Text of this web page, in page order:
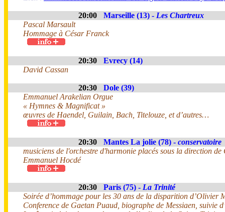
20:00 Marseille (13) - Les Chartreux
Pascal Marsault
Hommage à César Franck
20:30
Evrecy (14)
David Cassan
20:30
Dole (39)
Emmanuel Arakelian Orgue
« Hymnes & Magnificat »
œuvres de Haendel, Guilain, Bach, Titelouze, et d’autres…
20:30 Mantes La jolie (78) - conservatoire
musiciens de l'orchestre d'harmonie placés sous la direction
Emmanuel Hocdé
20:30 Paris (75) - La Trinité
Soirée d’hommage pour les 30 ans de la disparition d’Olivier
Conference de Gaetan Puaud, biographe de Messiaen, suivie